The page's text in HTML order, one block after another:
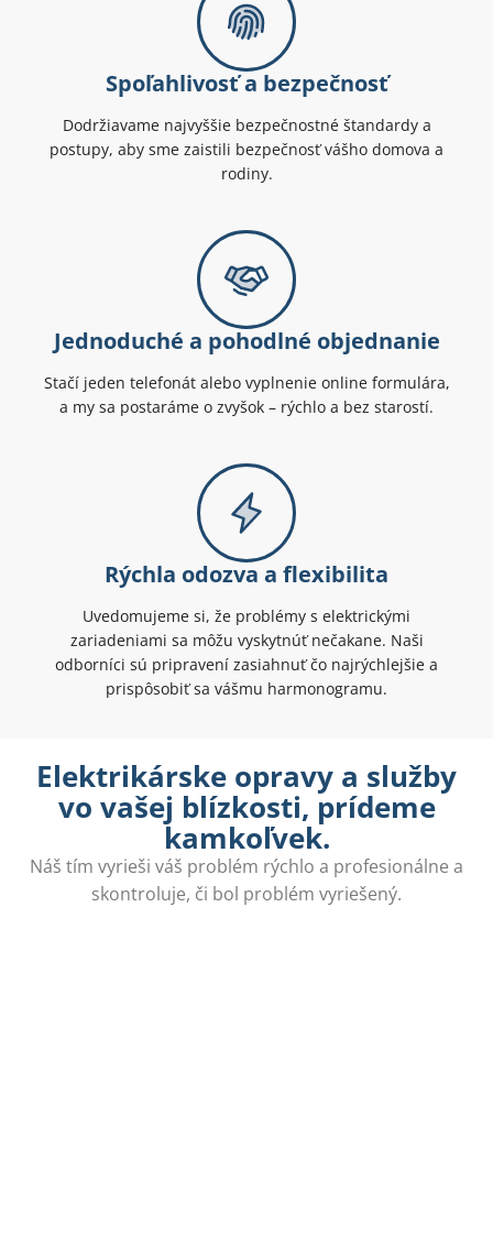
Spoľahlivosť a bezpečnosť
Dodržiavame najvyššie bezpečnostné štandardy a
postupy, aby sme zaistili bezpečnosť vášho domova a
rodiny.
Jednoduché a pohodlné objednanie
Stačí jeden telefonát alebo vyplnenie online formulára,
a my sa postaráme o zvyšok – rýchlo a bez starostí.
Rýchla odozva a flexibilita
Uvedomujeme si, že problémy s elektrickými
zariadeniami sa môžu vyskytnúť nečakane. Naši
odborníci sú pripravení zasiahnuť čo najrýchlejšie a
prispôsobiť sa vášmu harmonogramu.
Elektrikárske opravy a služby
vo vašej blízkosti, prídeme
kamkoľvek.
Náš tím vyrieši váš problém rýchlo a profesionálne a
skontroluje, či bol problém vyriešený.